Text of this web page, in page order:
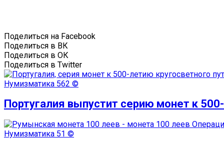
Поделиться на Facebook
Поделиться в ВК
Поделиться в ОК
Поделиться в Twitter
Нумизматика 562 ©
Португалия выпустит серию монет к
Нумизматика 51 ©